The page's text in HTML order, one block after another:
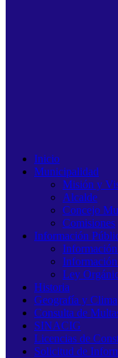
Inicio
Municipalidad
Misión y
Alcalde
Concejo
Comisiones
Información
Ley
Historia
Geografía y Clima
Consulta de
SINACIG
Licencias de
Solicitud de